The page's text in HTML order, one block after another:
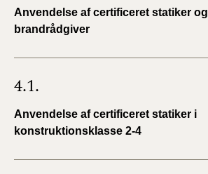
Anvendelse af certificeret statiker og
brandrådgiver
4.1.
Anvendelse af certificeret statiker i
konstruktionsklasse 2-4